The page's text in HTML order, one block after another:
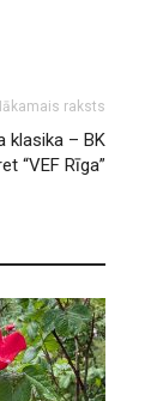
raksts
klasika – BK
“VEF Rīga”